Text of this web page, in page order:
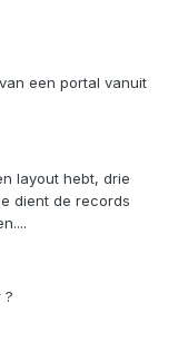
een portal vanuit
layout hebt, drie
dient de records
?